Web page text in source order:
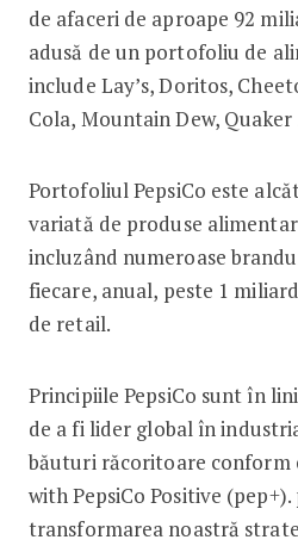
de afaceri de aproape 92
adusă de un portofoliu de
include Lay’s, Doritos,
Cola, Mountain Dew, Quaker
Portofoliul PepsiCo este
variată de produse
incluzând numeroase
fiecare, anual, peste 1
de retail.
Principiile PepsiCo sunt în
de a fi lider global în
băuturi răcoritoare conform
with PepsiCo Positive (pep+).
transformarea noastră